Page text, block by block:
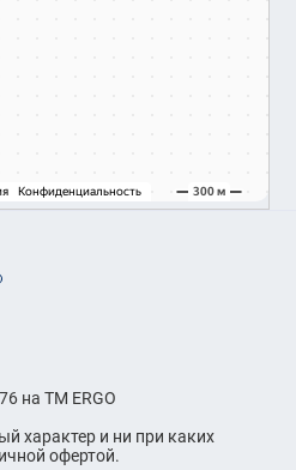
на ТМ ERGO
характер и ни при каких
офертой.